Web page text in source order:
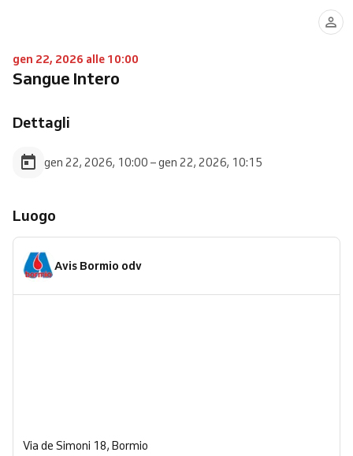
gen 22, 2026 alle 10:00
Sangue Intero
Dettagli
gen 22, 2026, 10:00 – gen 22, 2026, 10:15
Luogo
Avis Bormio odv
Via de Simoni 18, Bormio